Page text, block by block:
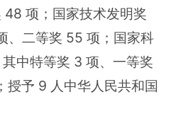
项；国家技术发明奖
、二等奖 55 项；国家科
中特等奖 3 项、一等奖
授予 9 人中华人民共和国